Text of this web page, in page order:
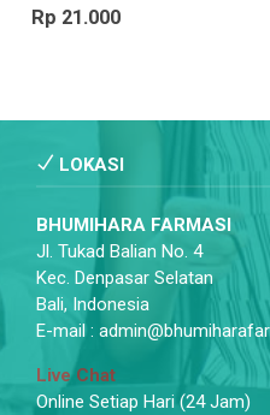
Rp 21.000
LOKASI
BHUMIHARA FARMASI
Jl. Tukad Balian No. 4
Kec. Denpasar Selatan
Bali, Indonesia
E-mail :
Live Chat
Online Setiap Hari (24 Jam)